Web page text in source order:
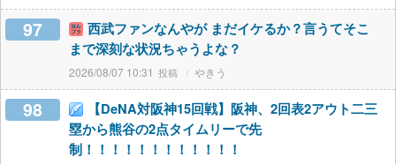
97
西武ファンなんやが まだイケるか？言うてそこ
まで深刻な状況ちゃうよな？
2026/08/07 10:31 やきう
98
【DeNA対阪神15回戦】阪神、2回表2アウト二三
塁から熊谷の2点タイムリーで先
制！！！！！！！！！！！！